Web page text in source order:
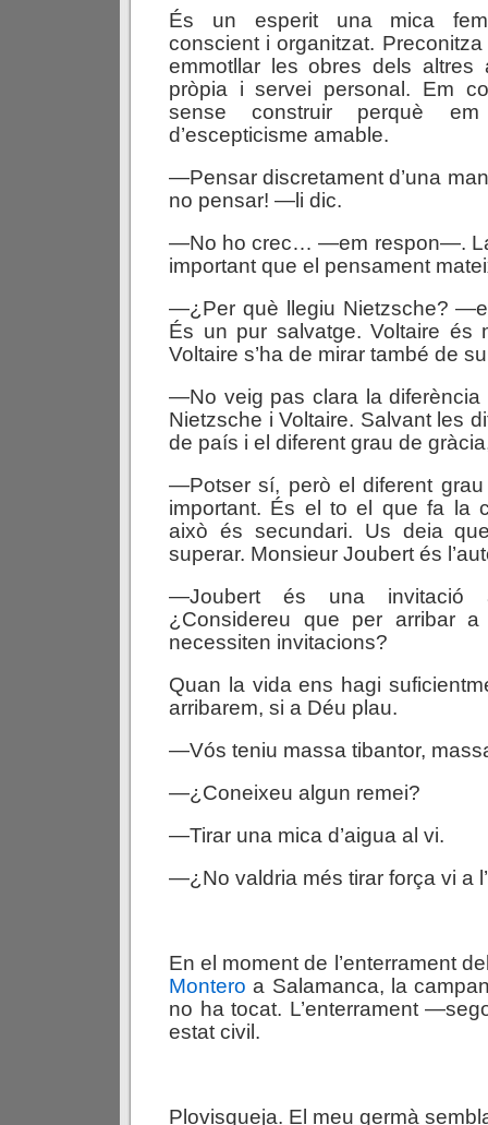
És un esperit una mica
conscient i organitzat. Preconitza
emmotllar les obres dels altres
pròpia i servei personal. Em
sense construir perquè
d’escepticisme amable.
—Pensar discretament d’una
no pensar! —li dic.
—No ho crec… —em respon—.
important que el pensament
—¿Per què llegiu Nietzsche?
És un pur salvatge. Voltaire és
Voltaire s’ha de mirar també de
—No veig pas clara la diferència
Nietzsche i Voltaire. Salvant les
de país i el diferent grau de
—Potser sí, però el diferent
important. És el to el que fa la
això és secundari. Us deia
superar. Monsieur Joubert és
—Joubert és una invitació a
¿Considereu que per arribar a
necessiten invitacions?
Quan la vida ens hagi
arribarem, si a Déu plau.
—Vós teniu massa tibantor,
—¿Coneixeu algun remei?
—Tirar una mica d’aigua al vi.
—¿No valdria més tirar força vi a
En el moment de l’enterrament
Montero a Salamanca, la
no ha tocat. L’enterrament
estat civil.
Plovisqueja. El meu germà